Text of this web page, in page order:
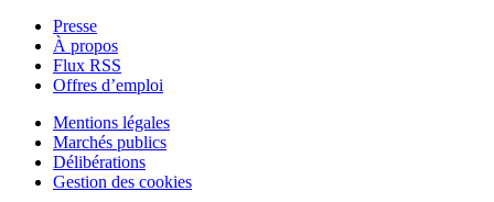
Presse
À propos
Flux RSS
Offres d’emploi
Mentions légales
Marchés publics
Délibérations
Gestion des cookies